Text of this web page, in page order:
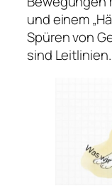
und einem
Spüren von
sind